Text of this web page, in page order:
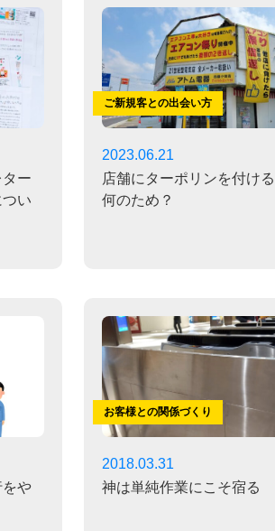
ー
い
ご新規客との出会い方
2023.06.21
店舗にターポリンを付け
何のため？
や
お客様との関係づくり
2018.03.31
神は単純作業にこそ宿る